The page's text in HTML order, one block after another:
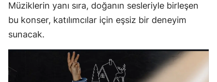
Müziklerin yanı sıra, doğanın sesleriyle birleşen
bu konser, katılımcılar için eşsiz bir deneyim
sunacak.